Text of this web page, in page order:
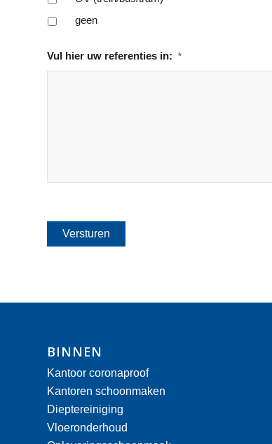
geen
Vul hier uw referenties in: *
BINNEN
Kantoor coronaproof
Kantoren schoonmaken
Dieptereiniging
Vloeronderhoud